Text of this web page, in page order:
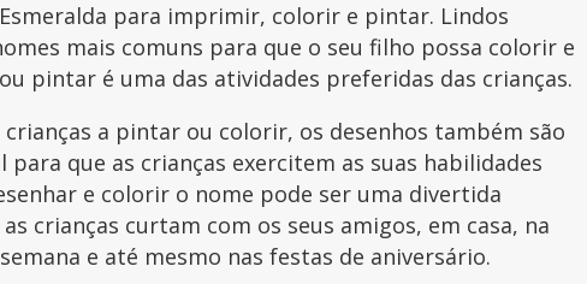
para imprimir, colorir e pintar. Lindos
mais comuns para que o seu filho possa colorir e
pintar é uma das atividades preferidas das crianças.
crianças a pintar ou colorir, os desenhos também são
para que as crianças exercitem as suas habilidades
e colorir o nome pode ser uma divertida
crianças curtam com os seus amigos, em casa, na
e até mesmo nas festas de aniversário.